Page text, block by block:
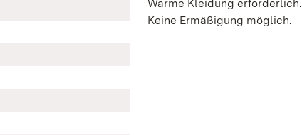
Warme Kleidung erforderlich.
Keine Ermäßigung möglich.